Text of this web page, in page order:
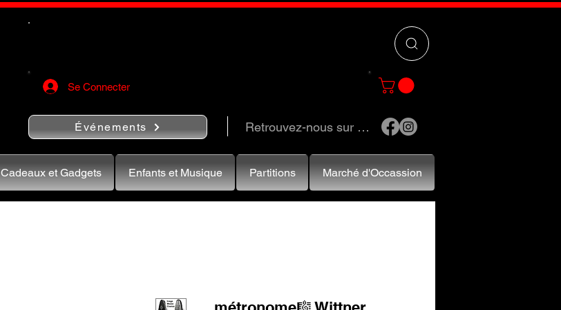
Se Connecter
Événements Retrouvez-nous sur …
Cadeaux et Gadgets Enfants et Musique Partitions Marché d'Occassion